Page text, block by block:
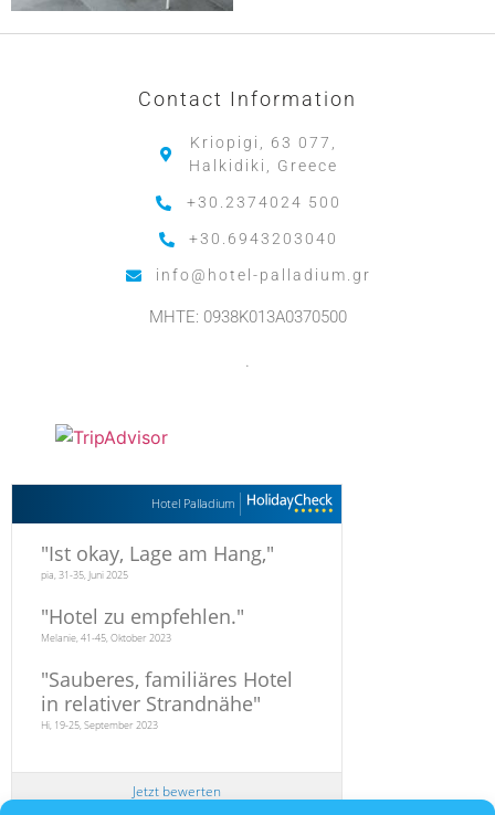
Contact Information
Kriopigi, 63 077,
Halkidiki, Greece
+30.2374024 500
+30.6943203040
info@hotel-palladium.gr
MHTE: 0938K013A0370500
.
Hotel Palladium
"Ist okay, Lage am Hang,"
pia, 31-35, Juni 2025
"Hotel zu empfehlen."
Melanie, 41-45, Oktober 2023
"Sauberes, familiäres Hotel
in relativer Strandnähe"
Hi, 19-25, September 2023
Jetzt bewerten